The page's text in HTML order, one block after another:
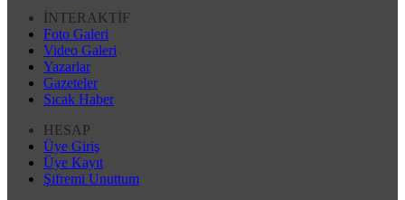
İNTERAKTİF
Foto Galeri
Video Galeri
Yazarlar
Gazeteler
Sıcak Haber
HESAP
Üye Giriş
Üye Kayıt
Şifremi Unuttum